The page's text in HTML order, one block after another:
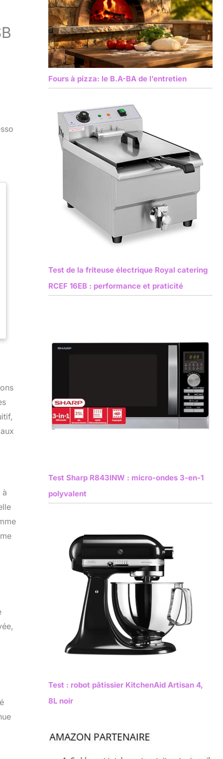
à
Fours à pizza: le B.A-BA de l’entretien
Test de la friteuse électrique Royal catering
RCEF 16EB : performance et praticité
Test Sharp R843INW : micro-ondes 3-en-1
polyvalent
Test : robot pâtissier KitchenAid Artisan 4,
8L noir